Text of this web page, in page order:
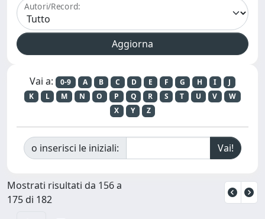
Autori/Record:
Vai a: 0-9 A B C D E F G H I
J
K
L M N O P Q R S T U V
W
X
Y Z
o inserisci le iniziali:
Mostrati risultati da 156 a
175 di 182